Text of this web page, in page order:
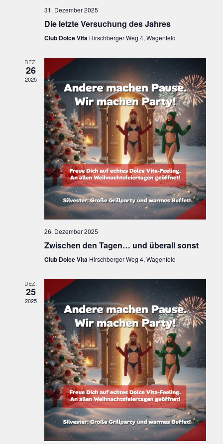
E
N
S
U
C
H
E
U
N
D
A
N
S
I
C
H
T
E
N
,
N
T
E
-
N
A
V
I
G
A
I
N
31. Dezember 2025
Die letzte Versuchung des Jahres
Club Dolce Vita Hirschberger Weg 4, Wagenfeld
DEZ.
26
2025
26. Dezember 2025
Zwischen den Tagen… und überall sonst
Club Dolce Vita Hirschberger Weg 4, Wagenfeld
DEZ.
25
2025